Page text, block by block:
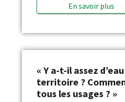
En savoir plus
« Y a-t-il assez
territoire ?
tous les usages ? »